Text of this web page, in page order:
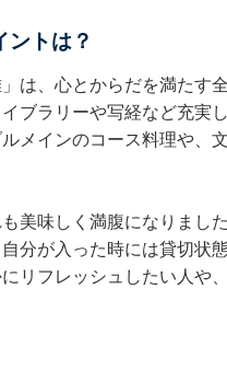
ントは？
は、心とからだを満たす
ブラリーや写経など充実
メインのコース料理や、
美味しく満腹になりまし
分が入った時には貸切状
リフレッシュしたい人や